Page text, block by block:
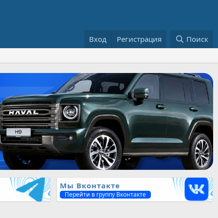
Вход Регистрация Поиск
Мы Вконтакте
Перейти в группу Вконтакте